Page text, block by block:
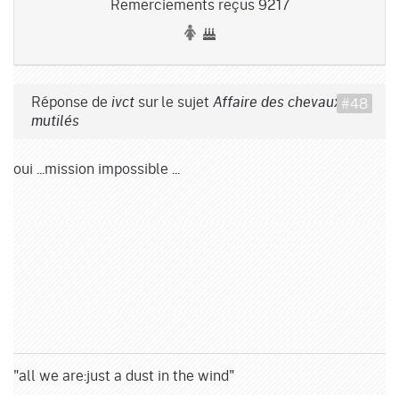
Réponse de ivct sur le sujet Affaire des chevaux
mutilés
oui ...mission impossible ...
"all we are:just a dust in the wind"
#48